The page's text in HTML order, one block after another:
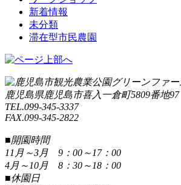
新着情報
未分類
滞在型市民農園
鹿児島県鹿児島市喜入一倉町5809番地97
TEL.099-345-3337
FAX.099-345-2822
■開園時間
11月～3月 9：00～17：00
4月～10月 8：30～18：00
■休園日